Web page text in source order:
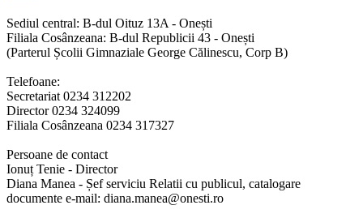
Sediul central: B-dul Oituz 13A - Onești
Filiala Cosânzeana: B-dul Republicii 43 - Onești
(Parterul Școlii Gimnaziale George Călinescu, Corp B)
Telefoane:
Secretariat 0234 312202
Director 0234 324099
Filiala Cosânzeana 0234 317327
Persoane de contact
Ionuț Tenie - Director
Diana Manea - Șef serviciu Relatii cu publicul, catalogare
documente e-mail: diana.manea@onesti.ro